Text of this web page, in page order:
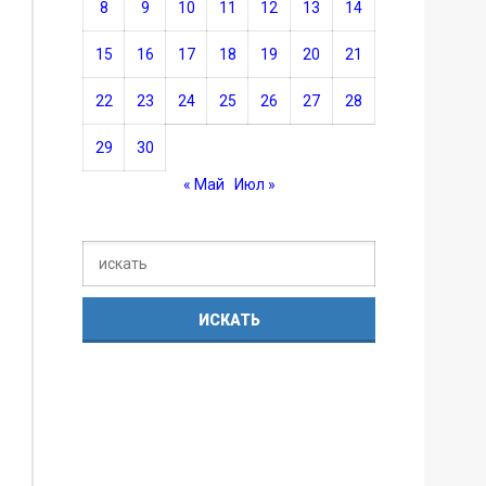
8 9 10 11 12 13 14
15 16 17 18 19 20 21
22 23 24 25 26 27 28
29 30
« Май Июл »